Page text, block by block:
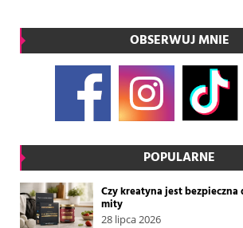
OBSERWUJ MNIE
POPULARNE
Czy kreatyna jest
mity
28 lipca 2026